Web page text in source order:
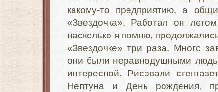
какому-то предприятию, а
«Звездочка». Работал он
насколько я помню,
«Звездочке» три раза. Много
они были неравнодушными
интересной. Рисовали
Нептуна и День рождения,